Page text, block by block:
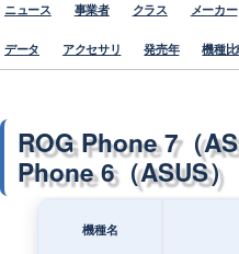
ニュース 事業者 クラス メーカー
データ アクセサリ 発売年 機種
ROG Phone 7（
Phone 6（ASUS）
機種名